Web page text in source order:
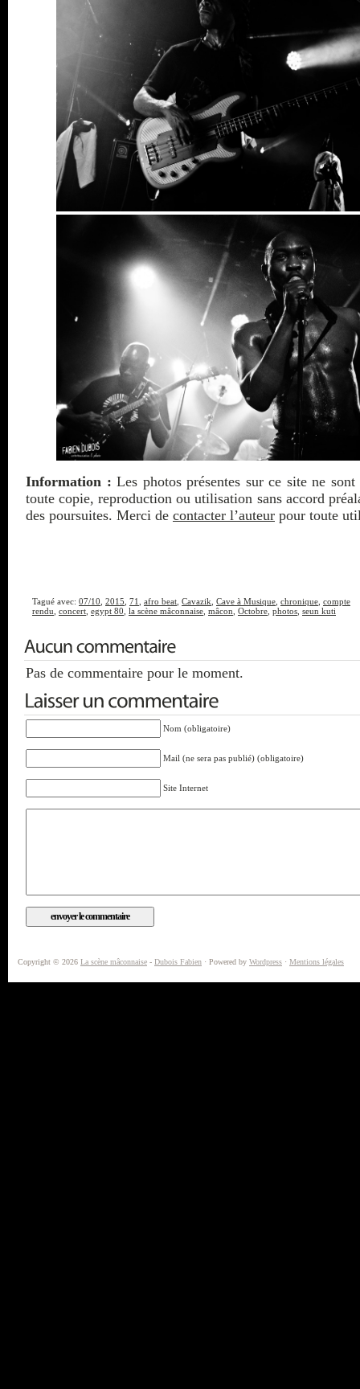
Information : Les photos présentes sur ce site ne
toute copie, reproduction ou utilisation sans accord
des poursuites. Merci de contacter l’auteur pour toute
Tagué avec: 07/10 2015 71 afro beat Cavazik Cave à Musique chronique compte
rendu concert egypt 80 la scène mâconnaise mâcon Octobre photos seun kuti
Pas de commentaire pour le moment.
Nom (obligatoire)
Mail (ne sera pas publié) (obligatoire)
Site Internet
Copyright © 2026 La scène mâconnaise - Dubois Fabien · Powered by Wordpress · Mentions légales